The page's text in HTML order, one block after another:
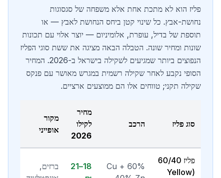
פליז הוא לא מתכת אחת אלא משפחה של סגסוגות
נחושת-אבץ. כל שינוי קטן ביחס הנחושת לאבץ — או
תוספת של בדיל, עופרת, אלומיניום — יוצר אלוי עם תכונות
שונות ומחיר שונה. הטבלה הבאה מציגה את ששת סוגי הפליז
הנפוצים ביותר שמגיעים לשקילה בישראל ב-2026. המחיר
הסופי נקבע לאחר שקילה רשמית במגרש מאושר עם פנקס
שקילה תקני; טווחים אלו הם ממוצעים ארציים.
סוג פליז הרכב
מחיר
לקילו
2026
מקור
אופייני
פליז 60/40
(Yellow
60% Cu +
18–21
ברזים,